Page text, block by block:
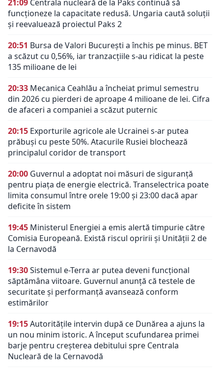
21:09 Centrala nucleară de la Paks continuă să
funcționeze la capacitate redusă. Ungaria caută soluții
și reevaluează proiectul Paks 2
20:51 Bursa de Valori București a închis pe minus. BET
a scăzut cu 0,56%, iar tranzacțiile s-au ridicat la peste
135 milioane de lei
20:33 Mecanica Ceahlău a încheiat primul semestru
din 2026 cu pierderi de aproape 4 milioane de lei. Cifra
de afaceri a companiei a scăzut puternic
20:15 Exporturile agricole ale Ucrainei s-ar putea
prăbuși cu peste 50%. Atacurile Rusiei blochează
principalul coridor de transport
20:00 Guvernul a adoptat noi măsuri de siguranță
pentru piața de energie electrică. Transelectrica poate
limita consumul între orele 19:00 și 23:00 dacă apar
deficite în sistem
19:45 Ministerul Energiei a emis alertă timpurie către
Comisia Europeană. Există riscul opririi și Unității 2 de
la Cernavodă
19:30Sistemul e-Terra ar putea deveni funcțional
săptămâna viitoare. Guvernul anunță că testele de
securitate și performanță avansează conform
estimărilor
19:15Autoritățile intervin după ce Dunărea a ajuns la
un nou minim istoric. A început scufundarea primei
barje pentru creșterea debitului spre Centrala
Nucleară de la Cernavodă